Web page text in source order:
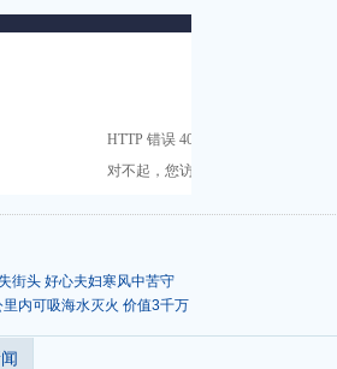
街头 好心夫妇寒风中苦守
内可吸海水灭火 价值3千万